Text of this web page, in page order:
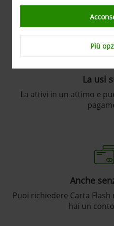
Più
La usi
La attivi in un attimo e
Anche
Puoi richiedere Carta
hai un